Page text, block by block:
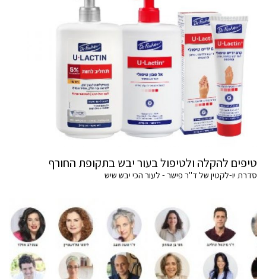
טיפים להקלה ולטיפול בעור יבש בתקופת החורף
סדרת יו-לקטין של ד"ר פישר - לעור הכי יבש שיש